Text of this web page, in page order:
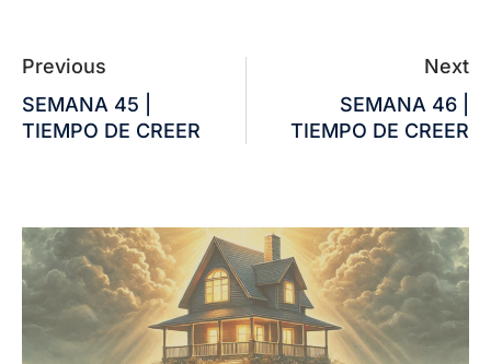
Previous
SEMANA 45 |
TIEMPO DE CREER
Next
SEMANA 46 |
TIEMPO DE CREER